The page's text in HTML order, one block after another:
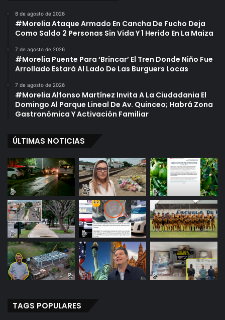
8 de agosto de 2026
#Morelia Ataque Armado En Cancha De Fucho Deja
Como Saldo 2 Personas Sin Vida Y 1 Herido En La Maiza
7 de agosto de 2026
#Morelia Puente Para ‘Brincar’ El Tren Donde Niño Fue
Arrollado Estará Al Lado De Las Burguers Locas
7 de agosto de 2026
#Morelia Alfonso Martínez Invita A La Ciudadania El
Domingo Al Parque Lineal De Av. Quinceo; Habrá Zona
Gastronómica Y Activación Familiar
ÚLTIMAS NOTICIAS
TAGS POPULARES